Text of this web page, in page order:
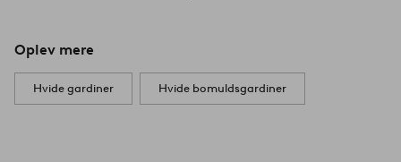
Oplev mere
Hvide gardiner Hvide bomuldsgardiner